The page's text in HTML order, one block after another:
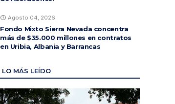
Agosto 04, 2026
Fondo Mixto Sierra Nevada concentra
más de $35.000 millones en contratos
en Uribia, Albania y Barrancas
LO MÁS LEÍDO